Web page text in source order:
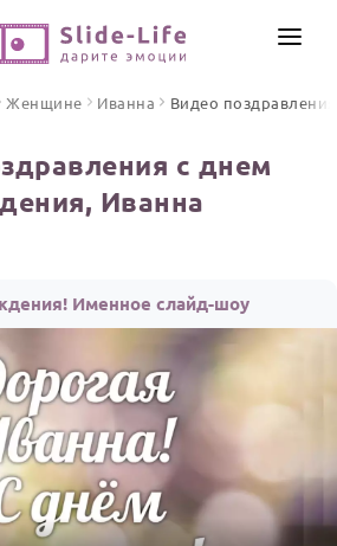
Женщине Иванна Видео поздравления
с днем
Иванна
Именное слайд-шоу